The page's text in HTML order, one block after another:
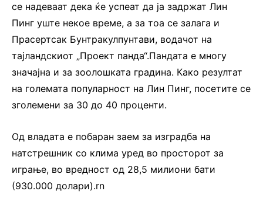
се надеваат дека ќе успеат да ја задржат Лин
Пинг уште некое време, а за тоа се залага и
Прасертсак Бунтракулпунтави, водачот на
тајландскиот „Проект панда“.Пандата е многу
значајна и за зоолошката градина. Како резултат
на големата популарност на Лин Пинг, посетите се
зголемени за 30 до 40 проценти.
Од владата е побаран заем за изградба на
натстрешник со клима уред во просторот за
играње, во вредност од 28,5 милиони бати
(930.000 долари).rn